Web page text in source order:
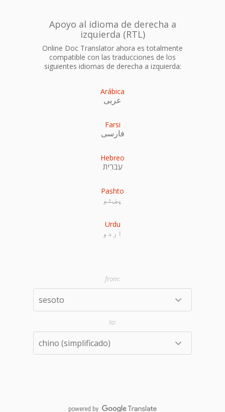
Apoyo al idioma de derecha a
izquierda (RTL)
Online Doc Translator ahora es totalmente
compatible con las traducciones de los
siguientes idiomas de derecha a izquierda:
Arábica
عربى
Farsi
فارسی
Hebreo
עִברִית
Pashto
پښتو
Urdu
اردو
powered by